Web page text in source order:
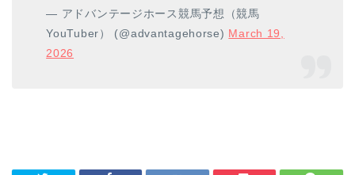
— アドバンテージホース競馬予想（競馬
YouTuber） (@advantagehorse) March 19,
2026